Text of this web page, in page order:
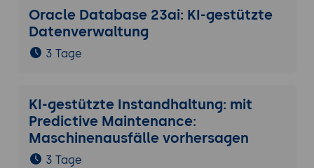
Oracle Database 23ai: KI-gestützte
Datenverwaltung
3 Tage
KI-gestützte Instandhaltung: mit
Predictive Maintenance:
Maschinenausfälle vorhersagen
3 Tage